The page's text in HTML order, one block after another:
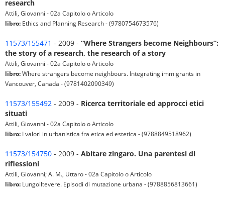
research
Attili, Giovanni - 02a Capitolo o Articolo
libro: Ethics and Planning Research - (9780754673576)
11573/155471 - 2009 - “Where Strangers become Neighbours”:
the story of a research, the research of a story
Attili, Giovanni - 02a Capitolo o Articolo
libro:Where strangers become neighbours. Integrating immigrants in
Vancouver, Canada - (9781402090349)
11573/155492 - 2009 - Ricerca territoriale ed approcci etici
situati
Attili, Giovanni - 02a Capitolo o Articolo
libro: I valori in urbanistica fra etica ed estetica - (9788849518962)
11573/154750 - 2009 - Abitare zingaro. Una parentesi di
riflessioni
Attili, Giovanni; A. M., Uttaro - 02a Capitolo o Articolo
libro: Lungoiltevere. Episodi di mutazione urbana - (9788856813661)